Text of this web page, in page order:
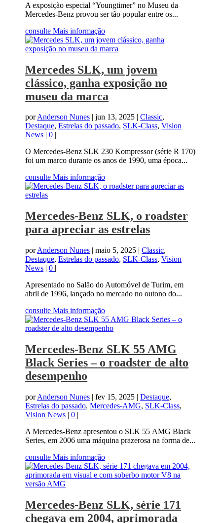
A exposição especial “Youngtimer” no Museu da
Mercedes-Benz provou ser tão popular entre os...
consulte Mais informação
Mercedes SLK, um jovem
clássico, ganha exposição no
museu da marca
porAnderson Nunes |jun 13, 2025 |Classic,
Destaque,Estrelas do passado, SLK-Class,Vision
News |0
O Mercedes-Benz SLK 230 Kompressor (série R 170)
foi um marco durante os anos de 1990, uma época...
consulte Mais informação
Mercedes-Benz SLK, o roadster
para apreciar as estrelas
porAnderson Nunes |maio 5, 2025 |Classic,
Destaque,Estrelas do passado, SLK-Class,Vision
News |0 |
Apresentado no Salão do Automóvel de Turim, em
abril de 1996, lançado no mercado no outono do...
consulte Mais informação
Mercedes-Benz SLK 55 AMG
Black Series – o roadster de alto
desempenho
porAnderson Nunes |fev 15, 2025 |Destaque,
Estrelas do passado,Mercedes-AMG, SLK-Class,
Vision News |0 |
A Mercedes-Benz apresentou o SLK 55 AMG Black
Series, em 2006 uma máquina prazerosa na forma de...
consulte Mais informação
Mercedes-Benz SLK, série 171
chegava em 2004, aprimorada